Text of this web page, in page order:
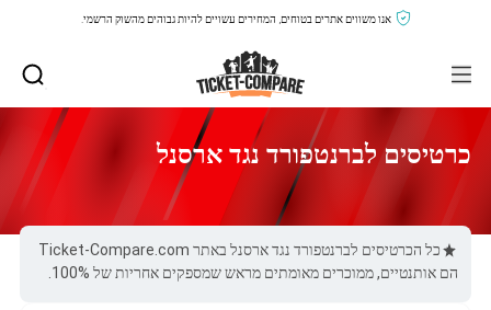
אנו משווים אתרים בטוחים, המחירים עשויים להיות גבוהים מהשוק הרשמי.
כרטיסים לברנטפורד נגד ארסנל
כל הכרטיסים לברנטפורד נגד ארסנל באתר Ticket-Compare.com
הם אותנטיים, ממוכרים מאומתים מראש שמספקים אחריות של 100%.